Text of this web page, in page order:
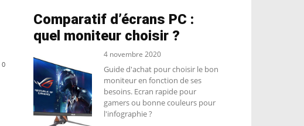
0
Comparatif d’écrans PC :
quel moniteur choisir ?
4 novembre 2020
Guide d'achat pour choisir le bon
moniteur en fonction de ses
besoins. Ecran rapide pour
gamers ou bonne couleurs pour
l'infographie ?